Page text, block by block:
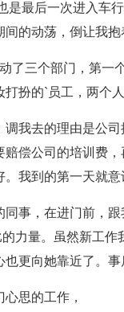
是最后一次进入车
的动荡，倒让我抱
了三个部门，第一
扮的`员工，两个
调我去的理由是公
赔偿公司的培训费
我到的第一天就
事，在进门前，
力量。虽然新工
也更向她靠近了。
思的工作，